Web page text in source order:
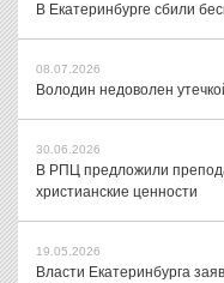
В Екатеринбурге сбили
08.07.2026
Володин недоволен
30.06.2026
В РПЦ предложили
христианские ценности
19.05.2026
Власти Екатеринбурга